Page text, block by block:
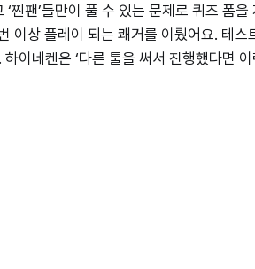
찐팬’들만이 풀 수 있는 문제로 퀴즈 폼
이상 플레이 되는 쾌거를 이뤘어요. 테스
이네켄은 ‘다른 툴을 써서 진행했다면